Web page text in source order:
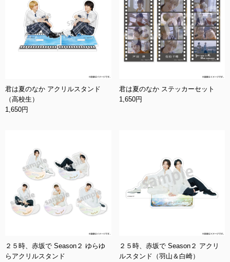
君は夏のなか アクリルスタンド
（高校生）
1,650円
君は夏のなか ステッカーセット
1,650円
２５時、赤坂で Season２ ゆらゆ
らアクリルスタンド
２５時、赤坂で Season２ アクリ
ルスタンド（羽山＆白崎）